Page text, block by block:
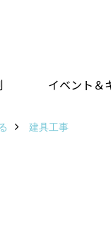
イベント＆
建具工事